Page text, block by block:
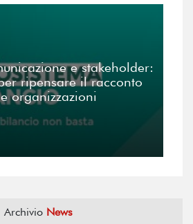
e stakeholder:
ripensare il racconto
organizzazioni
Archivio News